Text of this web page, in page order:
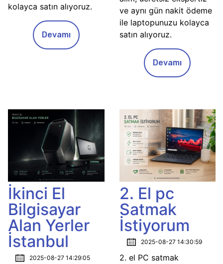
kolayca satın alıyoruz.
Devamı
ve aynı gün nakit ödeme
ile laptopunuzu kolayca
satın alıyoruz.
Devamı
İkinci El
Bilgisayar
Alan Yerler
İstanbul
2025-08-27 14:29:05
2. El pc
Satmak
İstiyorum
2025-08-27 14:30:59
2. el PC satmak